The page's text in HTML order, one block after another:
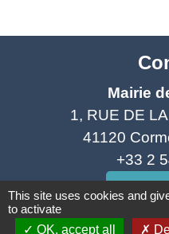
Mairie
1, RUE DE
41120
+33 2
This site uses cookies and
to activate
OK, accept all